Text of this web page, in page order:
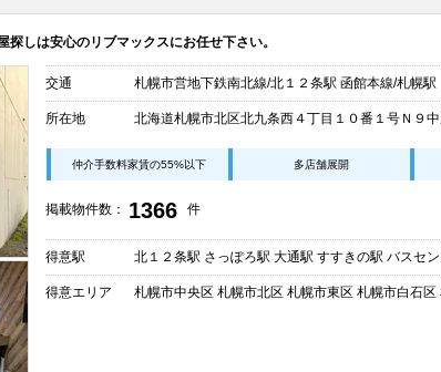
探しは安心のリブマックスにお任せ下さい。
交通 札幌市営地下鉄南北線/北１２条駅 函館本線/札幌駅
所在地 北海道札幌市北区北九条西４丁目１０番１号Ｎ９
仲介手数料家賃の55%以下 多店舗展開
掲載物件数： 1366 件
得意駅 北１２条駅 さっぽろ駅 大通駅 すすきの駅 バスセ
得意エリア 札幌市中央区 札幌市北区 札幌市東区 札幌市白石区